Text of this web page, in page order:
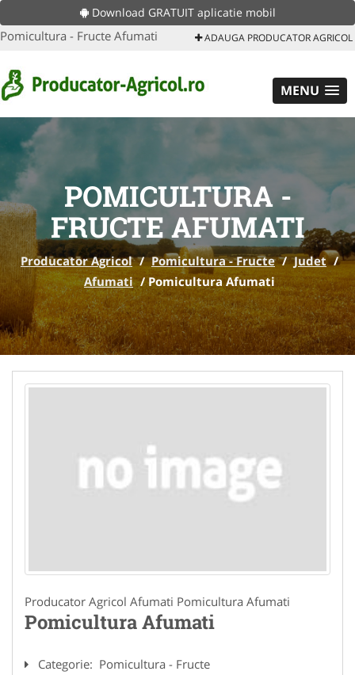
Download GRATUIT aplicatie mobil
Pomicultura - Fructe Afumati ADAUGA PRODUCATOR AGRICOL
MENU
POMICULTURA -
FRUCTE AFUMATI
Producator Agricol / Pomicultura - Fructe / Judet /
Afumati /Pomicultura Afumati
Producator Agricol Afumati Pomicultura Afumati
Pomicultura Afumati
Categorie: Pomicultura - Fructe